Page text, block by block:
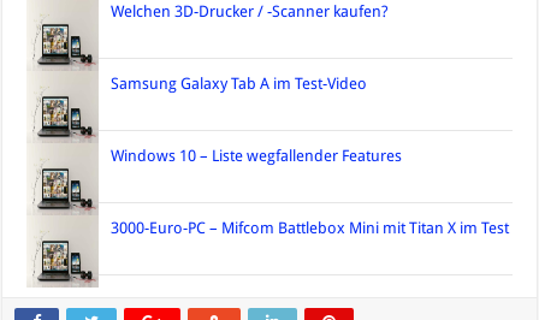
Welchen 3D-Drucker / -Scanner kaufen?
Samsung Galaxy Tab A im Test-Video
Windows 10 – Liste wegfallender Features
3000-Euro-PC – Mifcom Battlebox Mini mit Titan X im Test